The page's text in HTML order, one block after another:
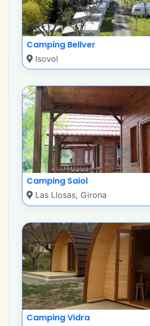
Camping Bellver
Isovol
Camping Saiol
Las Llosas, Girona
Camping Vidra